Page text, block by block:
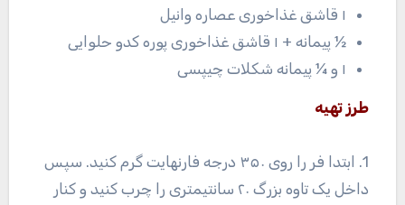
۱ قاشق غذاخوری عصاره وانیل
½ پیمانه + ۱ قاشق غذاخوری پوره کدو حلوایی
۱ و ¼ پیمانه شکلات چیپسی
طرز تهیه
1. ابتدا فر را روی ۳۵۰ درجه فارنهایت گرم کنید. سپس
داخل یک تاوه بزرگ ۲۰ سانتیمتری را چرب کنید و کنار